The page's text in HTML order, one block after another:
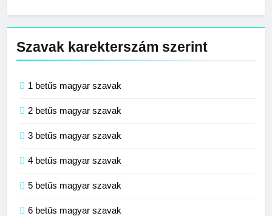
Szavak karekterszám szerint
1 betűs magyar szavak
2 betűs magyar szavak
3 betűs magyar szavak
4 betűs magyar szavak
5 betűs magyar szavak
6 betűs magyar szavak